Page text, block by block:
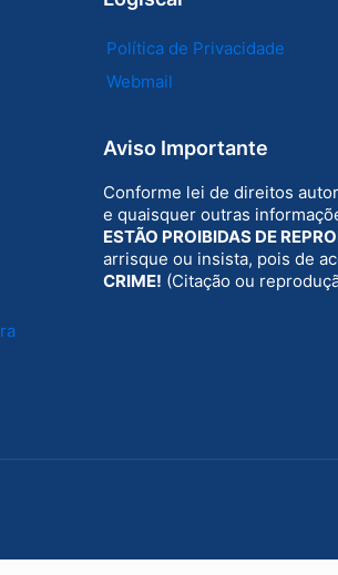
Política de Privacidade
Webmail
Aviso Importante
Conforme lei de direitos
e quaisquer outras
ESTÃO PROIBIDAS DE
arrisque ou insista, pois de
CRIME! (Citação ou